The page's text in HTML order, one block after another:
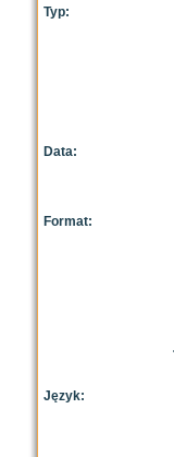
Typ:
Data:
Format:
Język: